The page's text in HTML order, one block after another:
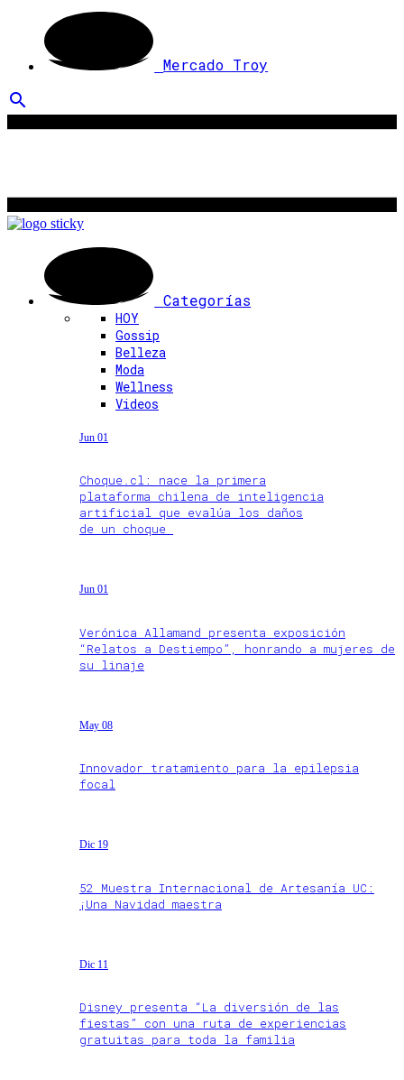
Mercado Troy
search
Categorías
HOY
Gossip
Belleza
Moda
Wellness
Videos
Jun 01
Choque.cl: nace la primera
plataforma chilena de inteligencia
artificial que evalúa los daños
de un choque
Jun 01
Verónica Allamand presenta exposición
“Relatos a Destiempo”, honrando a mujeres de
su linaje
May 08
Innovador tratamiento para la epilepsia
focal
Dic 19
52 Muestra Internacional de Artesanía UC:
¡Una Navidad maestra
Dic 11
Disney presenta “La diversión de las
fiestas” con una ruta de experiencias
gratuitas para toda la familia